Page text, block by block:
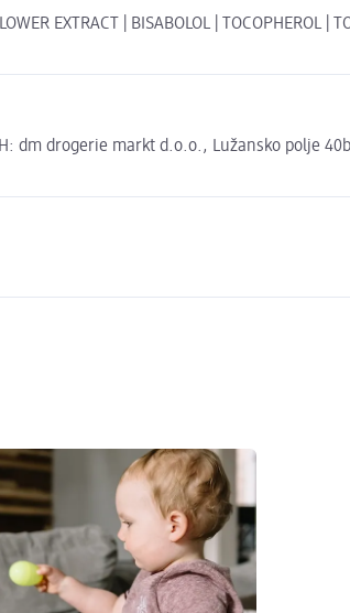
EXTRACT | BISABOLOL | TOCOPHEROL
drogerie markt d.o.o., Lužansko polje